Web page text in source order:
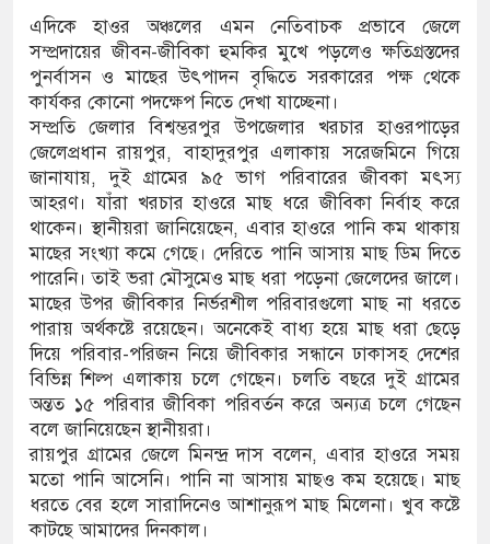
অনিশ্চয়তায় হাওরের শত শত শিক্ষার্থীর
মাধ্যমিকেই
রফিকুল ইসলামের প্রতিপক্ষের সব অভিযোগ
দিবস
এদিকে হাওর অঞ্চলের এমন নেতিবাচক প্রভাবে জেলে
সম্প্রদায়ের জীবন-জীবিকা হুমকির মুখে পড়লেও ক্ষতিগ্রস্তদের
পুনর্বাসন ও মাছের উৎপাদন বৃদ্ধিতে সরকারের পক্ষ থেকে
কার্যকর কোনো পদক্ষেপ নিতে দেখা যাচ্ছেনা।
সম্প্রতি জেলার বিশ্বম্ভরপুর উপজেলার খরচার হাওরপাড়ের
জেলেপ্রধান রায়পুর, বাহাদুরপুর এলাকায় সরেজমিনে গিয়ে
জানাযায়, দুই গ্রামের ৯৫ ভাগ পরিবারের জীবকা মৎস্য
আহরণ। যাঁরা খরচার হাওরে মাছ ধরে জীবিকা নির্বাহ করে
থাকেন। স্থানীয়রা জানিয়েছেন, এবার হাওরে পানি কম থাকায়
মাছের সংখ্যা কমে গেছে। দেরিতে পানি আসায় মাছ ডিম দিতে
পারেনি। তাই ভরা মৌসুমেও মাছ ধরা পড়েনা জেলেদের জালে।
মাছের উপর জীবিকার নির্ভরশীল পরিবারগুলো মাছ না ধরতে
পারায় অর্থকষ্টে রয়েছেন। অনেকেই বাধ্য হয়ে মাছ ধরা ছেড়ে
দিয়ে পরিবার-পরিজন নিয়ে জীবিকার সন্ধানে ঢাকাসহ দেশের
বিভিন্ন শিল্প এলাকায় চলে গেছেন। চলতি বছরে দুই গ্রামের
অন্তত ১৫ পরিবার জীবিকা পরিবর্তন করে অন্যত্র চলে গেছেন
বলে জানিয়েছেন স্থানীয়রা।
রায়পুর গ্রামের জেলে মিনন্দ্র দাস বলেন, এবার হাওরে সময়
মতো পানি আসেনি। পানি না আসায় মাছও কম হয়েছে। মাছ
ধরতে বের হলে সারাদিনেও আশানুরূপ মাছ মিলেনা। খুব কষ্টে
কাটছে আমাদের দিনকাল।